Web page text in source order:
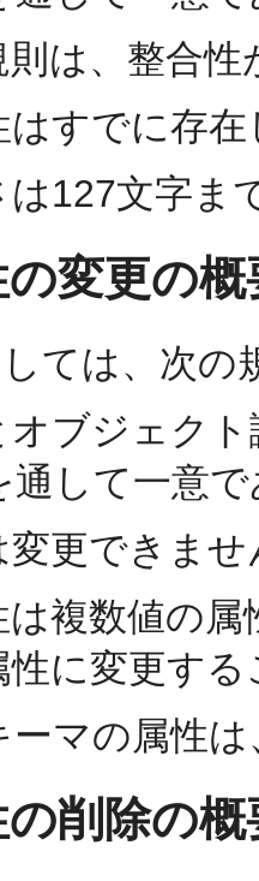
は、整合
はすでに存
は127文字ま
の変更の概
ては、次の
オブジェク
通して一意
変更できませ
複数値の
性に変更す
ーマの属性
の削除の概